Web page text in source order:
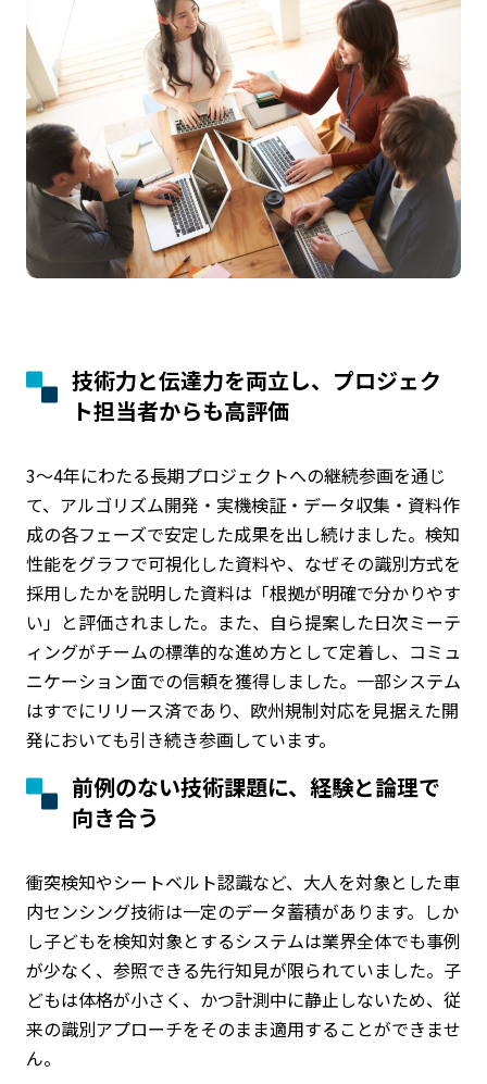
技術力と伝達力を両立し、プロジェク
ト担当者からも高評価
3〜4年にわたる長期プロジェクトへの継続参画を通じ
て、アルゴリズム開発・実機検証・データ収集・資料作
成の各フェーズで安定した成果を出し続けました。検知
性能をグラフで可視化した資料や、なぜその識別方式を
採用したかを説明した資料は「根拠が明確で分かりやす
い」と評価されました。また、自ら提案した日次ミーテ
ィングがチームの標準的な進め方として定着し、コミュ
ニケーション面での信頼を獲得しました。一部システム
はすでにリリース済であり、欧州規制対応を見据えた開
発においても引き続き参画しています。
前例のない技術課題に、経験と論理で
向き合う
衝突検知やシートベルト認識など、大人を対象とした車
内センシング技術は一定のデータ蓄積があります。しか
し子どもを検知対象とするシステムは業界全体でも事例
が少なく、参照できる先行知見が限られていました。子
どもは体格が小さく、かつ計測中に静止しないため、従
来の識別アプローチをそのまま適用することができませ
ん。